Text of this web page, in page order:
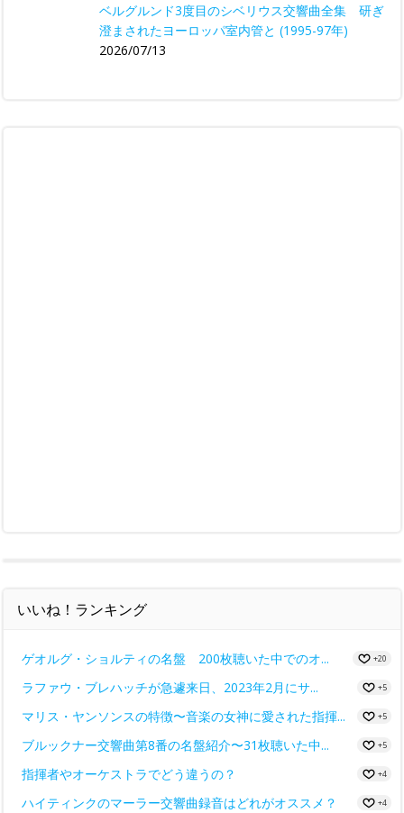
ベルグルンド3度目のシベリウス交響曲全集 研ぎ
澄まされたヨーロッパ室内管と (1995-97年)
2026/07/13
いいね！ランキング
ゲオルグ・ショルティの名盤 200枚聴いた中でのオ... +20
ラファウ・ブレハッチが急遽来日、2023年2月にサ... +5
マリス・ヤンソンスの特徴〜音楽の女神に愛された指揮... +5
ブルックナー交響曲第8番の名盤紹介〜31枚聴いた中... +5
指揮者やオーケストラでどう違うの？ +4
ハイティンクのマーラー交響曲録音はどれがオススメ？ +4